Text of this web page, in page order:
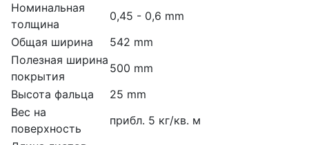
Номинальная
толщина
0,45 - 0,6 mm
Общая ширина
542 mm
Полезная ширина
покрытия
500 mm
Высота фальца
25 mm
Вес на
поверхность
прибл. 5 кг/кв. м